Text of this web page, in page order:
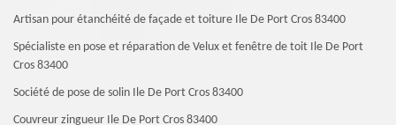
Artisan pour étanchéité de façade et toiture Ile De Port Cros 83400
Spécialiste en pose et réparation de Velux et fenêtre de toit Ile De Port
Cros 83400
Société de pose de solin Ile De Port Cros 83400
Couvreur zingueur Ile De Port Cros 83400